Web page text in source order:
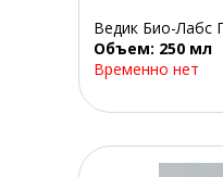
Ведик Био-Лабс
Объем: 250 мл
Временно нет